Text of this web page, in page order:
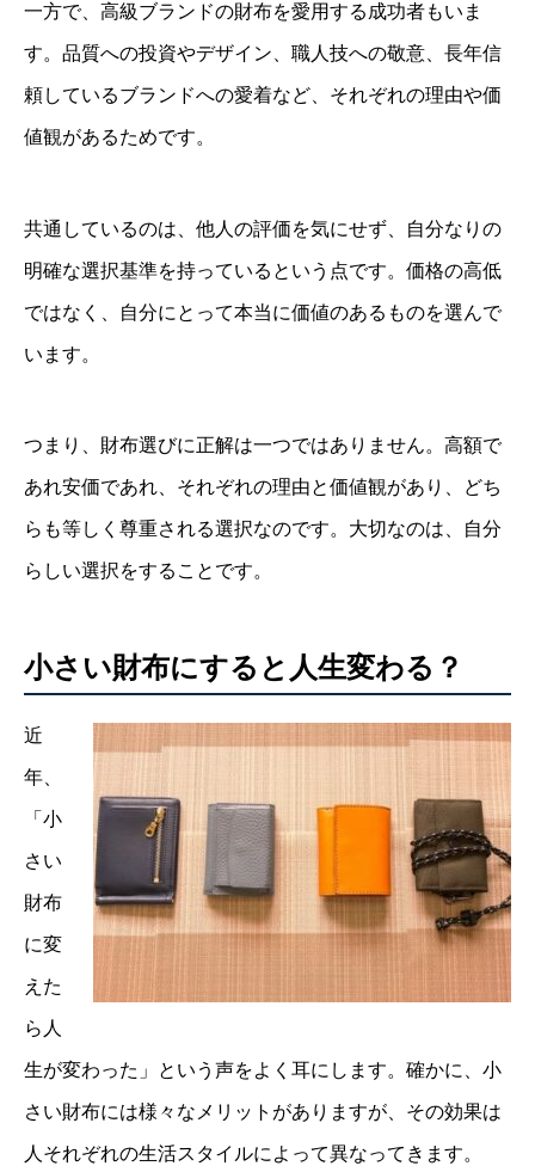
一方で、高級ブランドの財布を愛用する成功者もいま
す。品質への投資やデザイン、職人技への敬意、長年信
頼しているブランドへの愛着など、それぞれの理由や価
値観があるためです。
共通しているのは、他人の評価を気にせず、自分なりの
明確な選択基準を持っているという点です。価格の高低
ではなく、自分にとって本当に価値のあるものを選んで
います。
つまり、財布選びに正解は一つではありません。高額で
あれ安価であれ、それぞれの理由と価値観があり、どち
らも等しく尊重される選択なのです。大切なのは、自分
らしい選択をすることです。
小さい財布にすると人生変わる？
近
年、
「小
さい
財布
に変
えた
ら人
生が変わった」という声をよく耳にします。確かに、小
さい財布には様々なメリットがありますが、その効果は
人それぞれの生活スタイルによって異なってきます。